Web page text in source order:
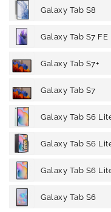
Galaxy Tab S8
Galaxy Tab S7 FE
Galaxy Tab S7+
Galaxy Tab S7
Galaxy Tab S6
Galaxy Tab S6
Galaxy Tab S6
Galaxy Tab S6